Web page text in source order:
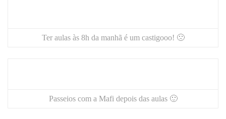
Ter aulas às 8h da manhã é um castigooo! 🙁
Passeios com a Mafi depois das aulas 🙂